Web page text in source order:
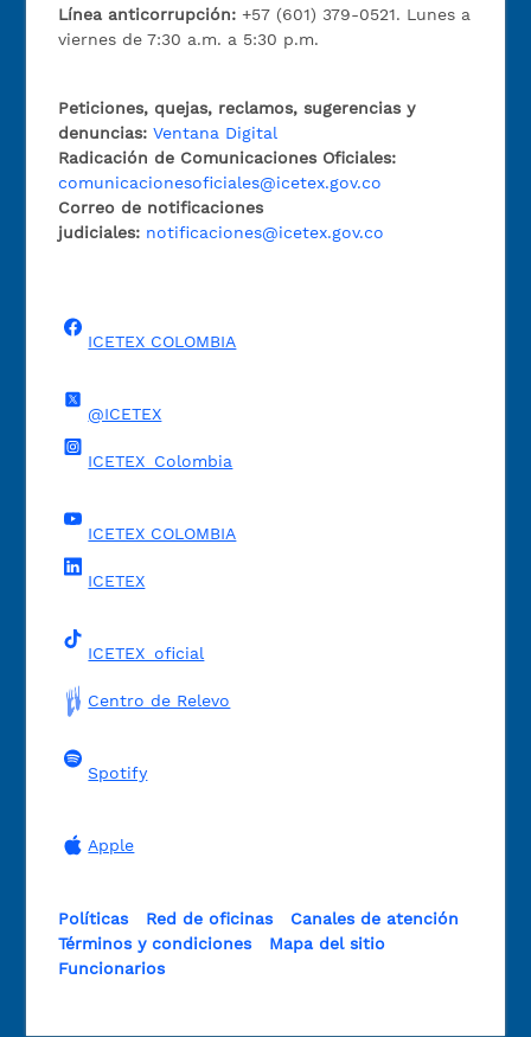
Línea anticorrupción:+57 (601) 379-0521. Lunes a
viernes de 7:30 a.m. a 5:30 p.m.
Peticiones, quejas, reclamos, sugerencias y
denuncias: Ventana Digital
Radicación de Comunicaciones Oficiales:
comunicacionesoficiales@icetex.gov.co
Correo de notificaciones
judiciales: notificaciones@icetex.gov.co
ICETEX COLOMBIA
@ICETEX
ICETEX_Colombia
ICETEX COLOMBIA
ICETEX
ICETEX_oficial
Centro de Relevo
Spotify
Apple
Políticas Red de oficinas
Canales de atención
Términos y condiciones
Mapa del sitio
Funcionarios